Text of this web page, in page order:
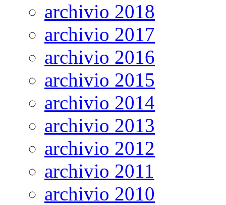
archivio 2018
archivio 2017
archivio 2016
archivio 2015
archivio 2014
archivio 2013
archivio 2012
archivio 2011
archivio 2010